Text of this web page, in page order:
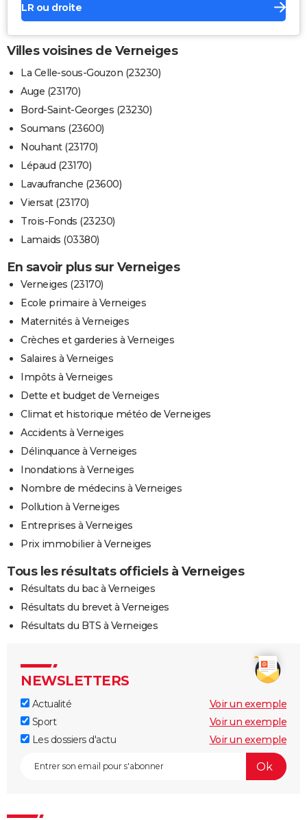
LR ou droite
Villes voisines de Verneiges
La Celle-sous-Gouzon (23230)
Auge (23170)
Bord-Saint-Georges (23230)
Soumans (23600)
Nouhant (23170)
Lépaud (23170)
Lavaufranche (23600)
Viersat (23170)
Trois-Fonds (23230)
Lamaids (03380)
En savoir plus sur Verneiges
Verneiges (23170)
Ecole primaire à Verneiges
Maternités à Verneiges
Crèches et garderies à Verneiges
Salaires à Verneiges
Impôts à Verneiges
Dette et budget de Verneiges
Climat et historique météo de Verneiges
Accidents à Verneiges
Délinquance à Verneiges
Inondations à Verneiges
Nombre de médecins à Verneiges
Pollution à Verneiges
Entreprises à Verneiges
Prix immobilier à Verneiges
Tous les résultats officiels à Verneiges
Résultats du bac à Verneiges
Résultats du brevet à Verneiges
Résultats du BTS à Verneiges
NEWSLETTERS
Actualité
Voir un exemple
Sport
Voir un exemple
Les dossiers d'actu
Voir un exemple